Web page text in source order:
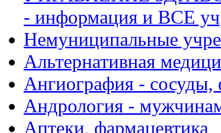
- информация и ВСЕ
Немуниципальные
Альтернативная
Ангиография - сосуды,
Андрология -
Аптеки, фармацевтика